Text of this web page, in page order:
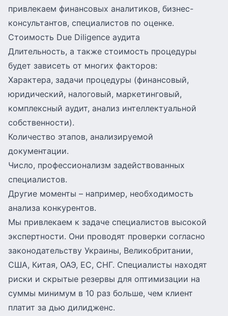
привлекаем финансовых аналитиков, бизнес-
консультантов, специалистов по оценке.
Стоимость Due Diligence аудита
Длительность, а также стоимость процедуры
будет зависеть от многих факторов:
Характера, задачи процедуры (финансовый,
юридический, налоговый, маркетинговый,
комплексный аудит, анализ интеллектуальной
собственности).
Количество этапов, анализируемой
документации.
Число, профессионализм задействованных
специалистов.
Другие моменты – например, необходимость
анализа конкурентов.
Мы привлекаем к задаче специалистов высокой
экспертности. Они проводят проверки согласно
законодательству Украины, Великобритании,
США, Китая, ОАЭ, ЕС, СНГ. Специалисты находят
риски и скрытые резервы для оптимизации на
суммы минимум в 10 раз больше, чем клиент
платит за дью дилидженс.